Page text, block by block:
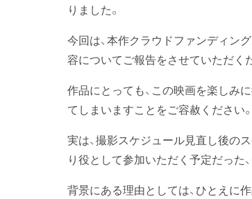
りました。
今回は、本作クラウドファンディン
容についてご報告をさせていただく
作品にとっても、この映画を楽しみ
てしまいますことをご容赦ください。
実は、撮影スケジュール見直し後の
り役として参加いただく予定だった
背景にある理由としては、ひとえに